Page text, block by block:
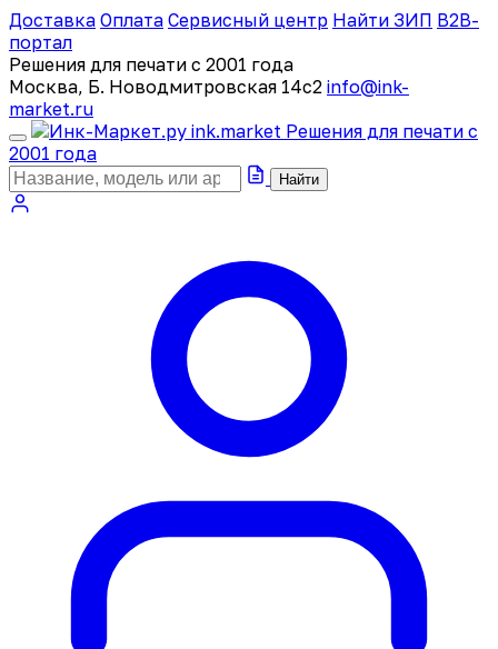
Доставка Оплата Сервисный центр Найти ЗИП B2B-
портал
Решения для печати с 2001 года
Москва, Б. Новодмитровская 14с2 info@ink-
market.ru
ink.market Решения для печати с
2001 года
Найти